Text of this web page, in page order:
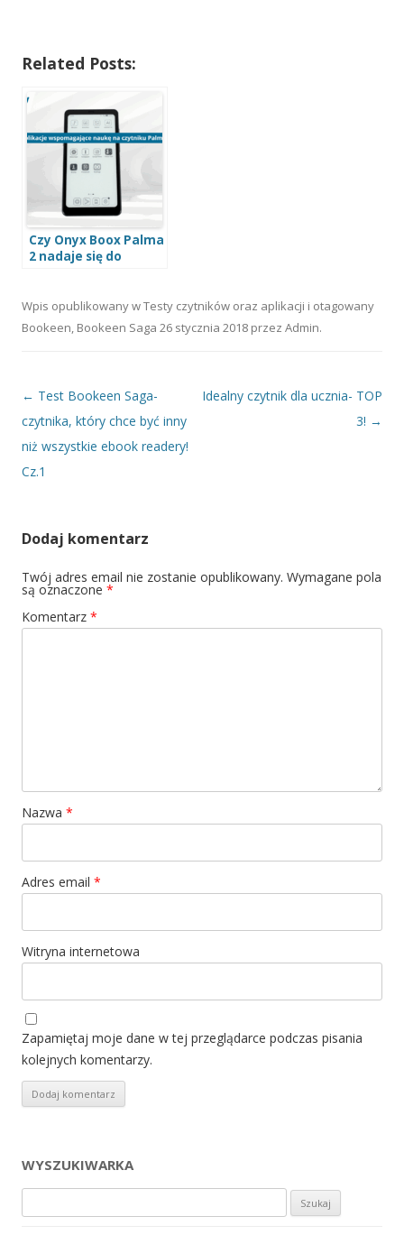
Related Posts:
Czy Onyx Boox Palma
2 nadaje się do
Wpis opublikowany wTesty czytników oraz aplikacji i otagowany
Bookeen, Bookeen Saga 26 stycznia 2018 przez Admin.
Nawigacja wpisu
← Test Bookeen Saga-
czytnika, który chce być inny
niż wszystkie ebook readery!
Cz.1
Idealny czytnik dla ucznia- TOP
3! →
Dodaj komentarz
Twój adres email nie zostanie opublikowany. Wymagane pola
są oznaczone *
Komentarz *
Nazwa *
Adres email *
Witryna internetowa
Zapamiętaj moje dane w tej przeglądarce podczas pisania
kolejnych komentarzy.
WYSZUKIWARKA